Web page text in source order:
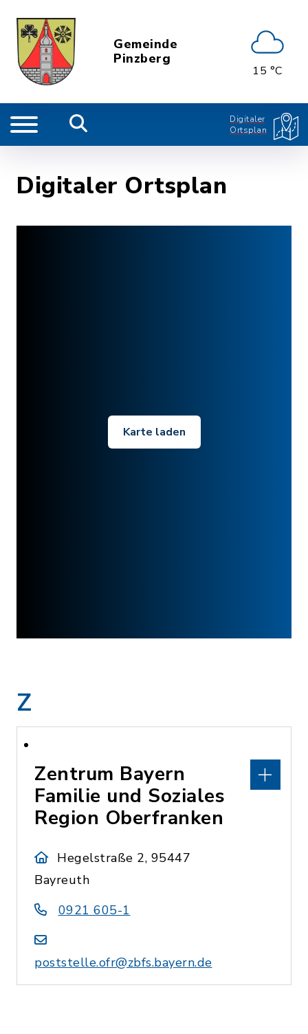
Gemeinde
Pinzberg
15 °C
Digitaler
Ortsplan
Digitaler Ortsplan
Karte laden
Z
Zentrum Bayern
Familie und Soziales
Region Oberfranken
Hegelstraße 2, 95447
Bayreuth
0921 605-1
poststelle.ofr@zbfs.bayern.de